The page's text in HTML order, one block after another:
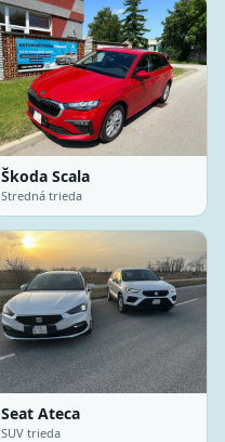
Škoda Scala
Stredná trieda
Seat Ateca
SUV trieda